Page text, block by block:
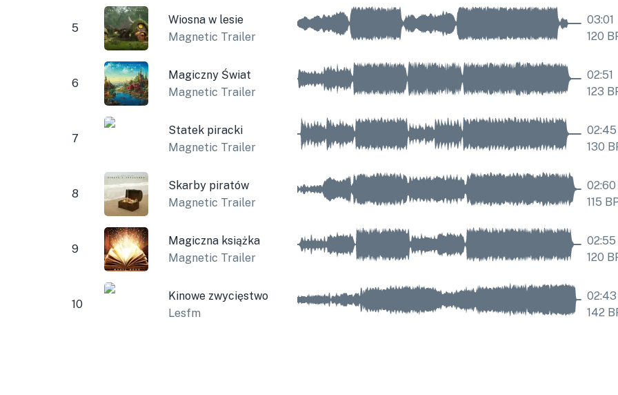
5
Wiosna w lesie
Magnetic Trailer
03:01
120
6
Magiczny Świat
Magnetic Trailer
02:51
123
7
Statek piracki
Magnetic Trailer
02:45
130
8
Skarby piratów
Magnetic Trailer
02:60
115
9
Magiczna książka
Magnetic Trailer
02:55
120
10
Kinowe zwycięstwo
Lesfm
02:43
142